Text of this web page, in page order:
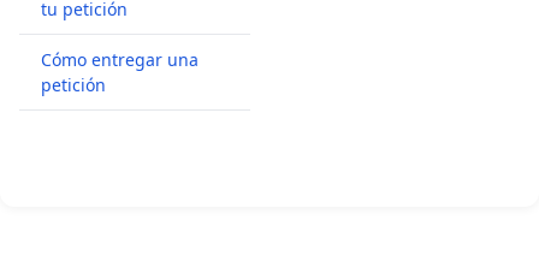
tu petición
Cómo entregar una
petición